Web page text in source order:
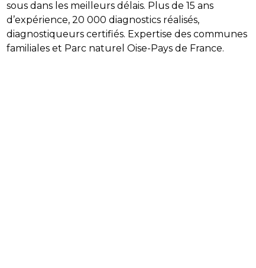
sous dans les meilleurs délais. Plus de 15 ans
d’expérience, 20 000 diagnostics réalisés,
diagnostiqueurs certifiés. Expertise des communes
familiales et Parc naturel Oise-Pays de France.